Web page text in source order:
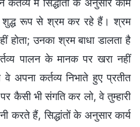
में सिद्धांतों के अनुसार काम
रूप से श्रम कर रहे हैं। श्रम
होता; उनका श्रम बाधा डालता है
पालन के मानक पर खरा नहीं
अपना कर्तव्य निभाते हुए प्रतीत
कैसी भी संगति कर लो, वे तुम्हारी
करते हैं, सिद्धांतों के अनुसार कार्य